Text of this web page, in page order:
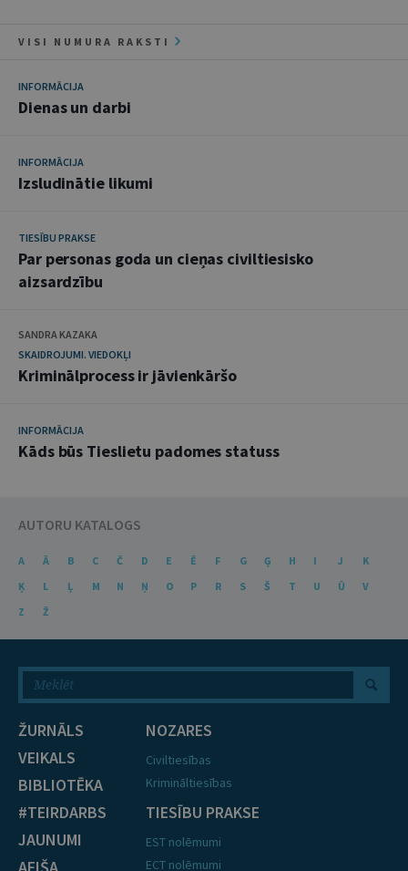
VISI NUMURA RAKSTI
INFORMĀCIJA
Dienas un darbi
INFORMĀCIJA
Izsludinātie likumi
TIESĪBU PRAKSE
Par personas goda un cieņas civiltiesisko
aizsardzību
SANDRA KAZAKA
SKAIDROJUMI. VIEDOKĻI
Kriminālprocess ir jāvienkāršo
INFORMĀCIJA
Kāds būs Tieslietu padomes statuss
AUTORU KATALOGS
A Ā B C Č D E Ē F G Ģ H I J
K
Ķ
L Ļ M N Ņ O P R S Š T U Ū
V
Z
Ž
ŽURNĀLS
VEIKALS
BIBLIOTĒKA
#TEIRDARBS
JAUNUMI
NOZARES
Civiltiesības
Krimināltiesības
TIESĪBU PRAKSE
EST nolēmumi
ECT nolēmumi